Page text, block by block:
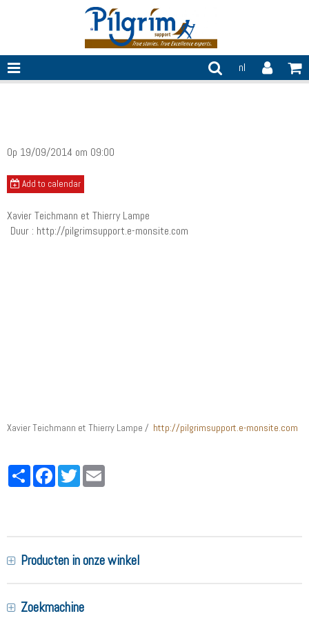
nl
Op 19/09/2014 om 09:00
Add to calendar
Xavier Teichmann et Thierry Lampe
Duur : http://pilgrimsupport.e-monsite.com
Xavier Teichmann et Thierry Lampe http://pilgrimsupport.e-monsite.com
PartagerFacebookTwitter
Producten in onze winkel
Zoekmachine